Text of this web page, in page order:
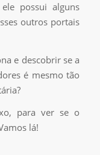
possui alguns
outros portais
e descobrir se a
é mesmo tão
para ver se o
lá!